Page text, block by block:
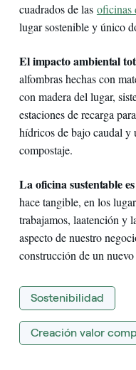
cuadrados de las oficinas
lugar sostenible y único
El impacto ambiental
alfombras hechas con
con madera del lugar,
estaciones de recarga
hídricos de bajo caudal y
compostaje.
La oficina sustentable
hace tangible, en los
trabajamos, laatención y
aspecto de nuestro
construcción de un
Sostenibilidad
Creación valor